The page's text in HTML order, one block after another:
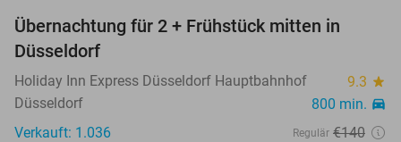
Übernachtung für 2 + Frühstück mitten in
Düsseldorf
Holiday Inn Express Düsseldorf Hauptbahnhof 9.3 star
Düsseldorf 800 min. directions_car
Verkauft: 1.036 Regulär €140